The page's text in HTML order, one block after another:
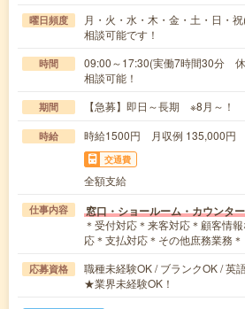
曜日頻度
月・火・水・木・金・土・日・
相談可能です！
時間
09:00～17:30(実働7時間30分
相談可能！
期間 【急募】即日～長期 ※8月～！
時給 時給1500円 月収例 135,000円
交通費
全額支給
仕事内容 窓口・ショールーム・カウンタ
＊受付対応＊来客対応＊顧客情
応＊支払対応＊その他庶務業務
応募資格
職種未経験OK / ブランクOK / 英
★業界未経験OK！